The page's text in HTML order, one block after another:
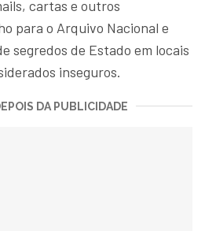
cartas e outros
para o Arquivo Nacional e
segredos de Estado em locais
inseguros.
DA PUBLICIDADE